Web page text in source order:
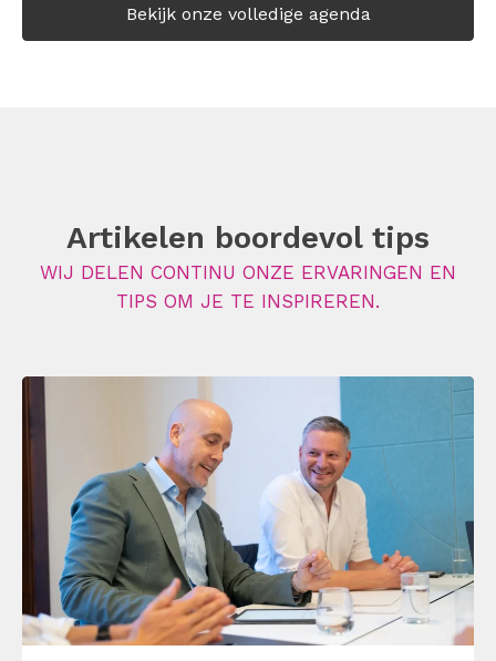
Bekijk onze volledige agenda
Artikelen boordevol tips
WIJ DELEN CONTINU ONZE ERVARINGEN EN
TIPS OM JE TE INSPIREREN.